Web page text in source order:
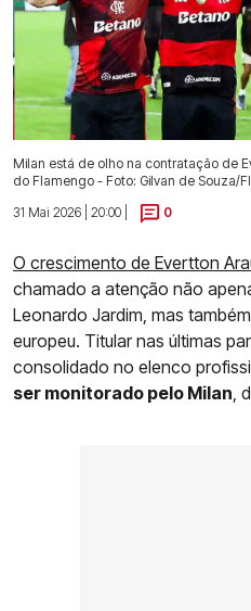
Milan está de olho na contratação de
do Flamengo - Foto: Gilvan de Souza/
31 Mai 2026 | 20:00 |
0
O crescimento de Evertton
chamado a atenção não
Leonardo Jardim, mas
europeu. Titular nas últimas
consolidado no elenco
ser monitorado pelo Milan ,